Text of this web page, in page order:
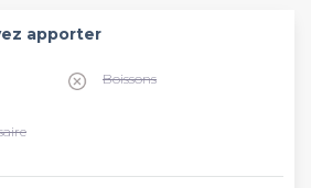
apporter
Boissons